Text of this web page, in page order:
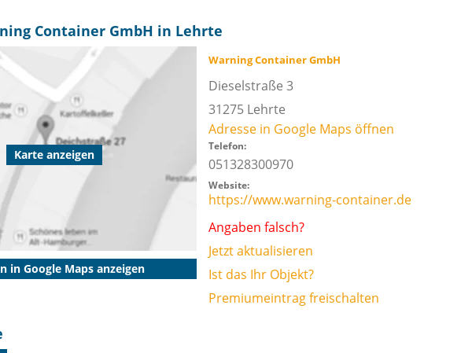
Container GmbH in Lehrte
Karte anzeigen
in Google Maps anzeigen
Warning Container GmbH
Dieselstraße 3
31275 Lehrte
Adresse in Google Maps öffnen
Telefon:
051328300970
Website:
https://www.warning-container.de
Angaben falsch?
Jetzt aktualisieren
Ist das Ihr Objekt?
Premiumeintrag freischalten